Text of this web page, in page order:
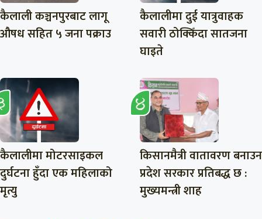
कैलाली कञ्चनपुरबाट लागू
औषध सहित ५ जना पक्राउ
कैलालीमा दुई यात्रुवाहक
सवारी ठोक्किँदा सातजना
घाइते
कैलालीमा मोटरसाइकल
दुर्घटना हुँदा एक महिलाको
मृत्यु
किसानमैत्री वातावरण बनाउन
प्रदेश सरकार प्रतिबद्ध छ :
मुख्यमन्त्री शाह